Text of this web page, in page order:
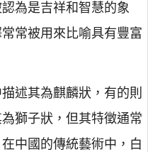
為是吉祥和智慧的象
常被用來比喻具有豐富
述其為麒麟狀，有的則
獅子狀，但其特徵通常
中國的傳統藝術中，白